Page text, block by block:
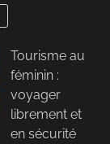
bons
Tourisme au
féminin :
voyager
librement et
en sécurité